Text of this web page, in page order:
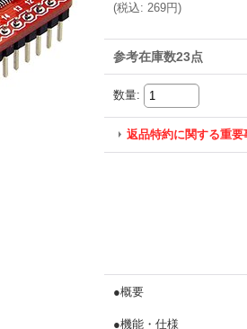
(税込: 269円)
参考在庫数23点
数量:
返品特約に関する重要
●概要
●機能・仕様